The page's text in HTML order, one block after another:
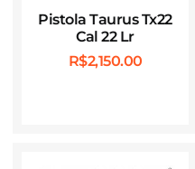
Pistola Taurus Tx22
Cal 22 Lr
R$2,150.00